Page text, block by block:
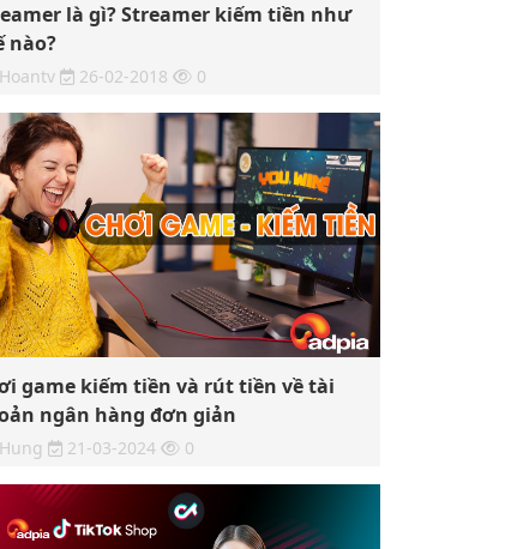
là gì? Streamer kiếm tiền như
nào?
Hoantv 26-02-2018 0
game kiếm tiền và rút tiền về tài
ngân hàng đơn giản
Hung 21-03-2024 0